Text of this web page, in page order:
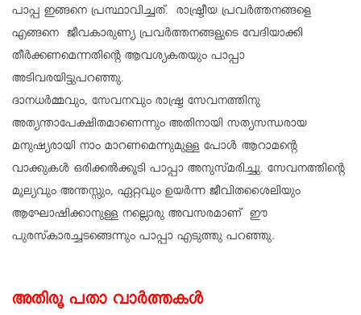
പാപ്പ ഇങ്ങനെ പ്രസ്ഥാവിച്ചത്. രാഷ്ട്രീയ പ്രവർത്തനങ്ങളെ
എങ്ങനെ ജീവകാരുണ്യ പ്രവർത്തനങ്ങളുടെ വേദിയാക്കി
തീർക്കണമെന്നതിന്റെ ആവശ്യകതയും പാപ്പാ
അടിവരയിട്ടുപറഞ്ഞു.
ദാനധർമ്മവും, സേവനവും രാഷ്ട്ര സേവനത്തിനു
അത്യന്താപേക്ഷിതമാണെന്നും അതിനായി സത്യസന്ധരായ
മനുഷ്യരായി നാം മാറണമെന്നുമുള്ള പോൾ ആറാമന്റെ
വാക്കുകൾ ഒരിക്കൽക്കൂടി പാപ്പാ അനുസ്മരിച്ചു. സേവനത്തിന്റെ
മൂല്യവും അന്തസ്സും, ഏറ്റവും ഉയർന്ന ജീവിതശൈലിയും
ആഘോഷിക്കാനുള്ള നല്ലൊരു അവസരമാണ് ഈ
പുരസ്‌കാരച്ചടങ്ങെന്നും പാപ്പാ എടുത്തു പറഞ്ഞു.
അതിരൂ പതാ വാർത്തകൾ